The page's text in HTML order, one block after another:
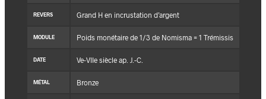
REVERS Grand H en incrustation d’argent
MODULE Poids monétaire de 1/3 de Nomisma = 1 Trémissis
DATE Ve-VIIe siècle ap. J.-C.
MÉTAL Bronze